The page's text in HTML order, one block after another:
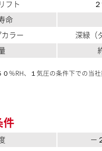
フト
命
ラー
深緑（
％RH、１気圧の条件下での当
件
－